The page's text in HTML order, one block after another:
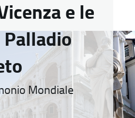
e le
Mondiale